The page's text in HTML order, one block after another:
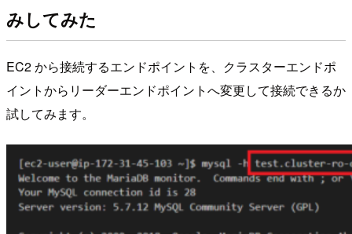
みしてみた
EC2 から接続するエンドポイントを、クラスターエンドポ
イントからリーダーエンドポイントへ変更して接続できるか
試してみます。